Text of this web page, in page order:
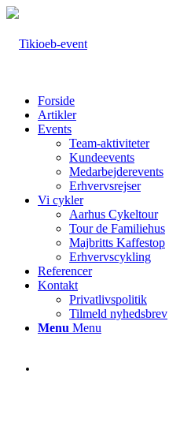
Forside
Artikler
Events
Team-aktiviteter
Kundeevents
Medarbejderevents
Erhvervsrejser
Vi cykler
Aarhus Cykeltour
Tour de Familiehus
Majbritts Kaffestop
Erhvervscykling
Referencer
Kontakt
Privatlivspolitik
Tilmeld nyhedsbrev
Menu Menu